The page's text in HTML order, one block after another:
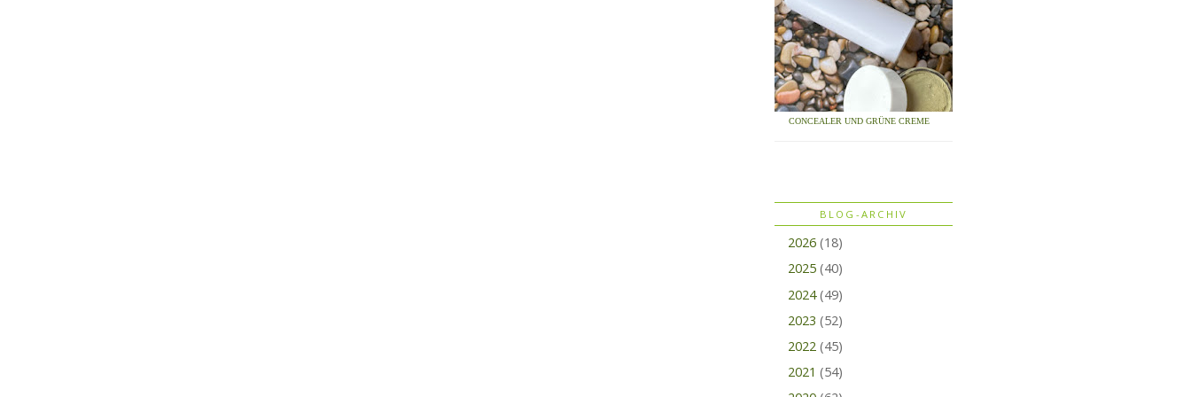
CONCEALER UND GRÜNE CREME
BLOG-ARCHIV
2026 (18)
2025 (40)
2024 (49)
2023 (52)
2022 (45)
2021 (54)